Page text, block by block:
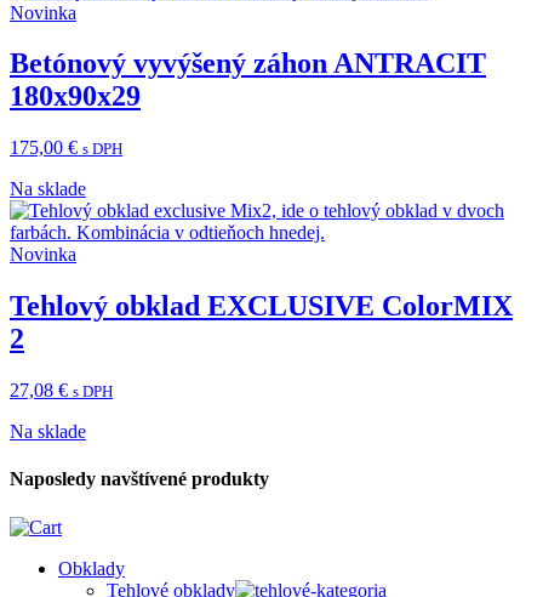
Novinka
Betónový vyvýšený záhon ANTRACIT
180x90x29
175,00 € s DPH
Na sklade
Novinka
Tehlový obklad EXCLUSIVE ColorMIX
2
27,08 € s DPH
Na sklade
Naposledy navštívené produkty
Obklady
Tehlové obklady